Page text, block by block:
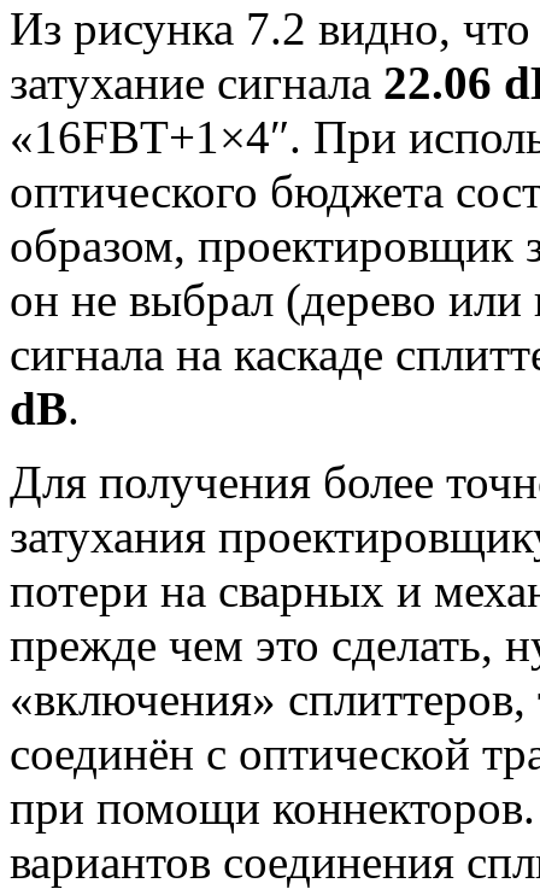
Из рисунка 7.2 видно,
затухание сигнала 22.06
«16FBT+1×4″. При
оптического бюджета
образом, проектировщик
он не выбрал (дерево
сигнала на каскаде
dB.
Для получения более
затухания
потери на сварных и
прежде чем это сделать,
«включения» сплиттеров,
соединён с оптической
при помощи
вариантов соединения